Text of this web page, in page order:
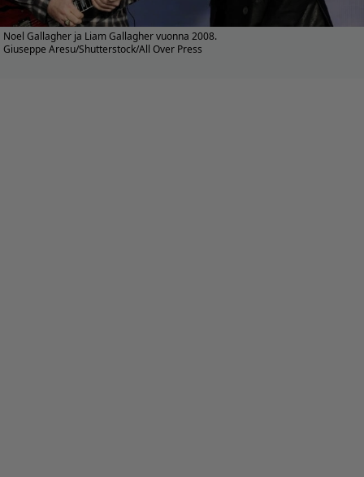
Noel Gallagher ja Liam Gallagher vuonna 2008.
Giuseppe Aresu/Shutterstock/All Over Press